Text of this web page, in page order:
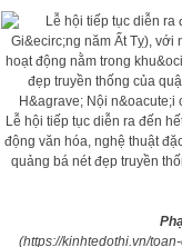
Lễ hội tiếp tục diễn ra đến
động văn hóa, nghệ thuật
quảng bá nét đẹp truyền
(https://kinhtedothi.vn/